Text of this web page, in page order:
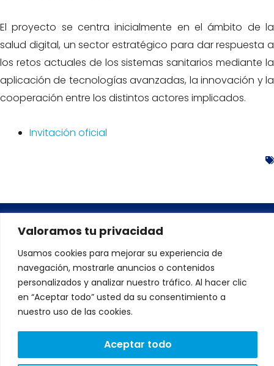
Valoramos tu privacidad
Usamos cookies para mejorar su experiencia de
navegación, mostrarle anuncios o contenidos
personalizados y analizar nuestro tráfico. Al hacer clic
en “Aceptar todo” usted da su consentimiento a
nuestro uso de las cookies.
Aceptar todo
El proyecto se centra inicialmente en el ámbito de la
salud digital, un sector estratégico para dar respuesta a
los retos actuales de los sistemas sanitarios mediante la
aplicación de tecnologías avanzadas, la innovación y la
cooperación entre los distintos actores implicados.
Invitación oficial
L
n
k
d
T
i
t
e
DIRECCIÓN:
Novoa 37 Edificio CNL. Portal A-B.
1º andar, 15707 Santiago de
Lunes a Viernes: 9:00 a
CONTACTO:
602 24 71 49